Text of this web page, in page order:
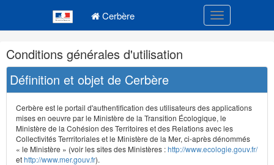
Cerbère Toggle
Navigation
et
outils
annexes
Conditions générales d'utilisation
Définition et objet de Cerbère
Cerbère est le portail d'authentification des utilisateurs des applications
mises en oeuvre par le Ministère de la Transition Écologique, le
Ministère de la Cohésion des Territoires et des Relations avec les
Collectivités Terrritoriales et le Ministère de la Mer, ci-après dénommés
« le Ministère » (voir les sites des Ministères :http://www.ecologie.gouv.fr/
ethttp://www.mer.gouv.fr).